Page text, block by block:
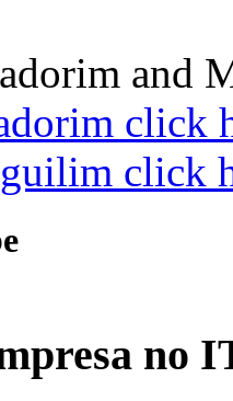
and
click
click
no